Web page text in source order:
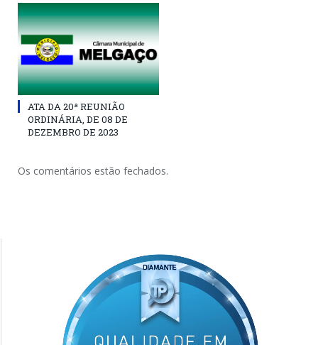
ATA DA 20ª REUNIÃO
ORDINÁRIA, DE 08 DE
DEZEMBRO DE 2023
Os comentários estão fechados.